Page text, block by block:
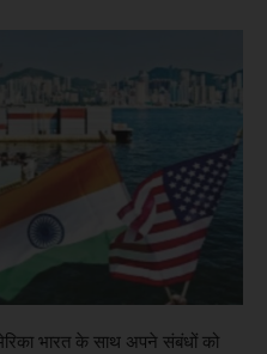
भारत के साथ अपने संबंधों को